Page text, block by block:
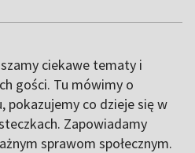
ciekawe tematy i
gości. Tu mówimy o
pokazujemy co dzieje się w
Zapowiadamy
sprawom społecznym.